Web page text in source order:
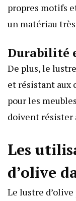
propres motifs
un matériau
Durabilité
De plus, le
et résistant aux
pour les
doivent résister
Les
d’olive
Le lustre